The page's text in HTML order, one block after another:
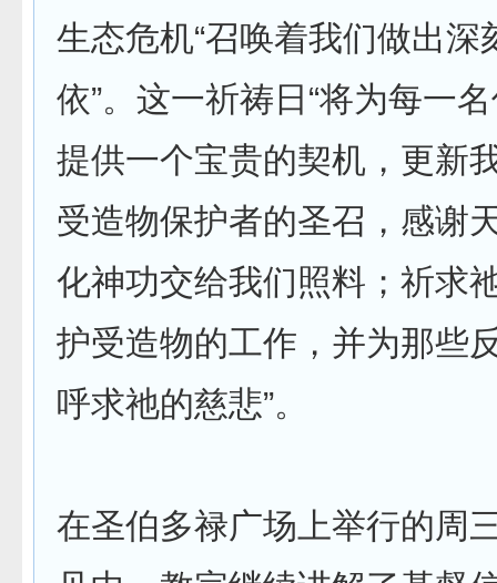
生态危机“召唤着我们做出深
依”。这一祈祷日“将为每一
提供一个宝贵的契机，更新
受造物保护者的圣召，感谢
化神功交给我们照料；祈求
护受造物的工作，并为那些
呼求祂的慈悲”。
在圣伯多禄广场上举行的周